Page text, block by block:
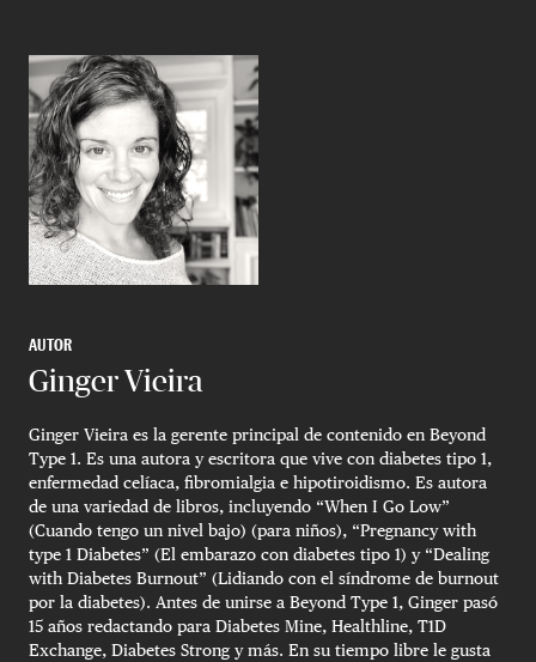
AUTOR
Ginger Vieira
Ginger Vieira es la gerente principal de contenido en Beyond
Type 1. Es una autora y escritora que vive con diabetes tipo 1,
enfermedad celíaca, fibromialgia e hipotiroidismo. Es autora
de una variedad de libros, incluyendo “When I Go Low”
(Cuando tengo un nivel bajo) (para niños), “Pregnancy with
type 1 Diabetes” (El embarazo con diabetes tipo 1) y “Dealing
with Diabetes Burnout” (Lidiando con el síndrome de burnout
por la diabetes). Antes de unirse a Beyond Type 1, Ginger pasó
15 años redactando para Diabetes Mine, Healthline, T1D
Exchange, Diabetes Strong y más. En su tiempo libre le gusta